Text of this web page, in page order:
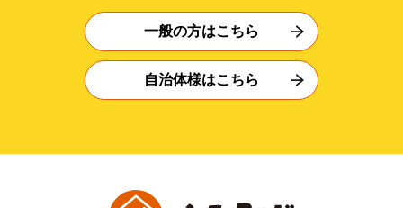
一般の方はこちら
自治体様はこちら